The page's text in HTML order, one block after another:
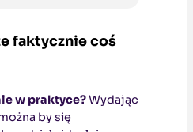
faktycznie coś
w praktyce?Wydając
by się